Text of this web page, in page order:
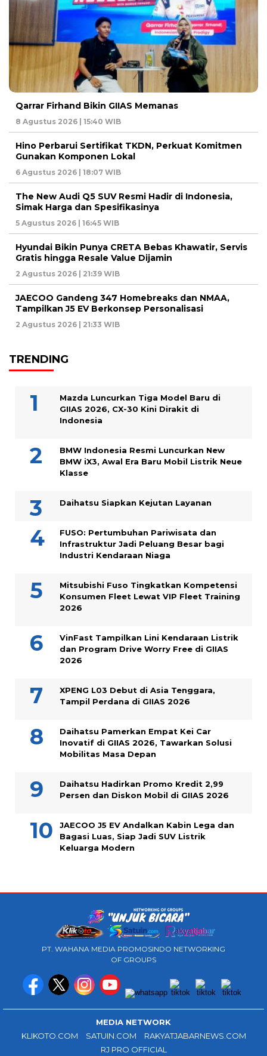
Qarrar Firhand Bikin GIIAS Memanas
8 Agustus 2026 | 15:40 WIB
Hino Perbarui Sertifikat TKDN, Perkuat Komitmen
Gunakan Komponen Lokal
6 Agustus 2026 | 18:07 WIB
The New Audi Q5 SUV Resmi Hadir di Indonesia,
Simak Harga dan Spesifikasinya
5 Agustus 2026 | 16:45 WIB
Hyundai Bikin Punya CRETA Bebas Khawatir, Servis
Gratis hingga Resale Value Dijamin
2 Agustus 2026 | 21:39 WIB
JAECOO Gandeng 347 Homebreaks dan NMAA,
Tampilkan J5 EV Berkonsep Personalisasi
2 Agustus 2026 | 21:33 WIB
TRENDING
Mazda Luncurkan Tiga Model Baru di
GIIAS 2026, CX-30 Kini Dirakit di
Indonesia
BMW Indonesia Resmi Luncurkan New
BMW iX3, Awal Era Baru Mobil Listrik Neue
Klasse
Daihatsu Siapkan Kejutan Layanan
FUSO: Pertumbuhan Pariwisata dan
Infrastruktur Jadi Peluang Besar bagi
Industri Kendaraan Niaga
Mitsubishi Fuso Tingkatkan Kompetensi
Konsumen Fleet Lewat VIP Fleet Training
2026
VinFast Tampilkan Lini Kendaraan Listrik
dan Program Drive Worry Free di GIIAS
2026
XPENG L03 Debut di Asia Tenggara,
Tampil Perdana di GIIAS 2026
Daihatsu Pamerkan Empat Kei Car
Inovatif di GIIAS 2026, Tawarkan Solusi
Mobilitas Masa Depan
Daihatsu Hadirkan Promo Kredit 2,99
Persen dan Diskon Mobil di GIIAS 2026
JAECOO J5 EV Andalkan Kabin Lega dan
Bagasi Luas, Siap Jadi SUV Listrik
Keluarga Modern
PT. WAHANA MEDIA PROMOSINDO NETWORKING
OF GROUPS
MEDIA NETWORK
KLIKOTO.COM
SATUIN.COM
RAKYATJABARNEWS.COM
RJ PRO OFFICIAL